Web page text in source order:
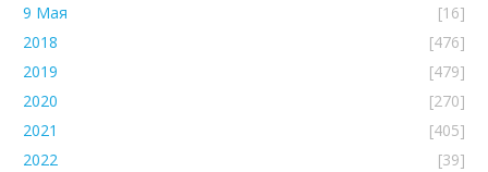
9 Мая
[16]
2018
[476]
2019
[479]
2020
[270]
2021
[405]
2022
[39]